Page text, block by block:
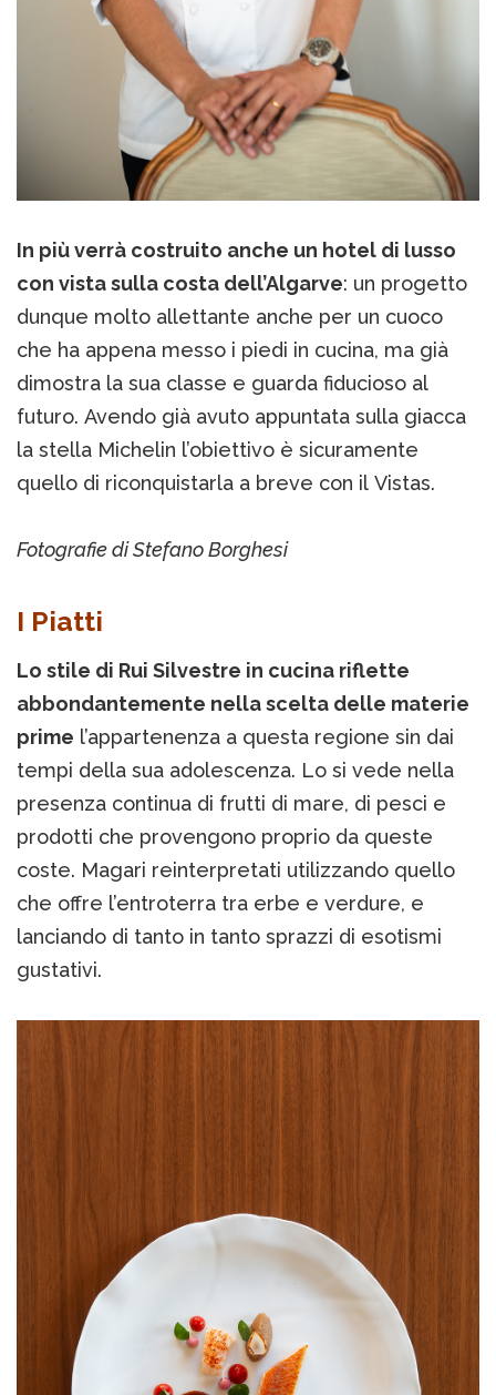
In più verrà costruito anche un hotel di lusso
con vista sulla costa dell’Algarve: un progetto
dunque molto allettante anche per un cuoco
che ha appena messo i piedi in cucina, ma già
dimostra la sua classe e guarda fiducioso al
futuro. Avendo già avuto appuntata sulla giacca
la stella Michelin l’obiettivo è sicuramente
quello di riconquistarla a breve con il Vistas.
Fotografie di Stefano Borghesi
I Piatti
Lo stile di Rui Silvestre in cucina riflette
abbondantemente nella scelta delle materie
prime l’appartenenza a questa regione sin dai
tempi della sua adolescenza. Lo si vede nella
presenza continua di frutti di mare, di pesci e
prodotti che provengono proprio da queste
coste. Magari reinterpretati utilizzando quello
che offre l’entroterra tra erbe e verdure, e
lanciando di tanto in tanto sprazzi di esotismi
gustativi.